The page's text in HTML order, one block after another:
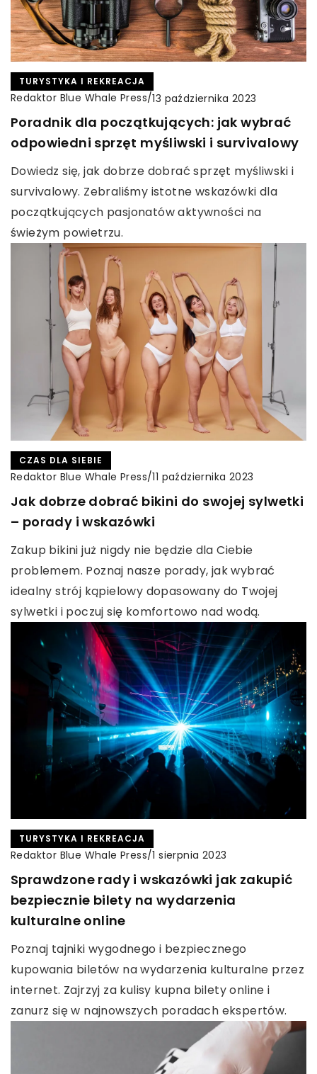
TURYSTYKA I REKREACJA
Redaktor Blue Whale Press/13 października 2023
Poradnik dla początkujących: jak wybrać
odpowiedni sprzęt myśliwski i survivalowy
Dowiedz się, jak dobrze dobrać sprzęt myśliwski i
survivalowy. Zebraliśmy istotne wskazówki dla
początkujących pasjonatów aktywności na
świeżym powietrzu.
CZAS DLA SIEBIE
Redaktor Blue Whale Press/11 października 2023
Jak dobrze dobrać bikini do swojej sylwetki
– porady i wskazówki
Zakup bikini już nigdy nie będzie dla Ciebie
problemem. Poznaj nasze porady, jak wybrać
idealny strój kąpielowy dopasowany do Twojej
sylwetki i poczuj się komfortowo nad wodą.
TURYSTYKA I REKREACJA
Redaktor Blue Whale Press/1 sierpnia 2023
Sprawdzone rady i wskazówki jak zakupić
bezpiecznie bilety na wydarzenia
kulturalne online
Poznaj tajniki wygodnego i bezpiecznego
kupowania biletów na wydarzenia kulturalne przez
internet. Zajrzyj za kulisy kupna bilety online i
zanurz się w najnowszych poradach ekspertów.